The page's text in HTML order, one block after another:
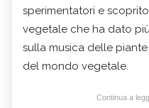
sperimentatori e
vegetale che ha dato
sulla musica delle
del mondo vegetale.
Continua a